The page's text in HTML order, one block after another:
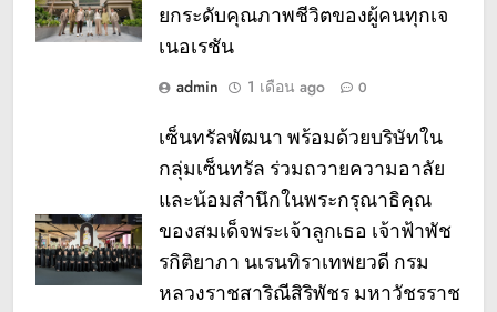
ยกระดับคุณภาพชีวิตของผู้คนทุกเจ
เนอเรชัน
admin
1 เดือน ago 0
เซ็นทรัลพัฒนา พร้อมด้วยบริษัทใน
กลุ่มเซ็นทรัล ร่วมถวายความอาลัย
และน้อมสำนึกในพระกรุณาธิคุณ
ของสมเด็จพระเจ้าลูกเธอ เจ้าฟ้าพัช
รกิติยาภา นเรนทิราเทพยวดี กรม
หลวงราชสาริณีสิริพัชร มหาวัชรราช